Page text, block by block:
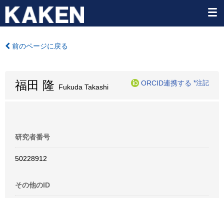
前のページに戻る
福田 隆 Fukuda Takashi
ORCID連携する *注記
研究者番号
50228912
その他のID